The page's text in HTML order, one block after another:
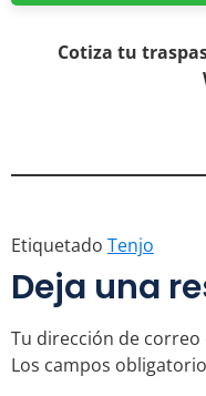
Cotiza tu
Etiquetado Tenjo
Deja una
Tu dirección de
Los campos